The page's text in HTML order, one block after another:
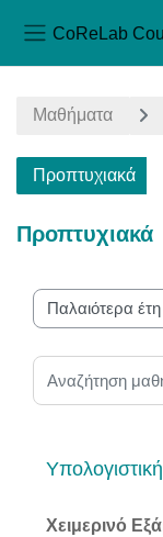
CoReLab
Μαθήματα
Προπτυχιακά
Προπτυχιακά
Κατηγορίες
Αναζήτηση
Χειμερινό